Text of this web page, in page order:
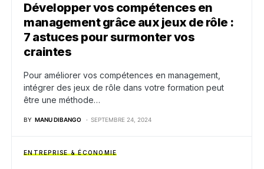
Développer vos compétences en
management grâce aux jeux de rôle :
7 astuces pour surmonter vos
craintes
Pour améliorer vos compétences en management,
intégrer des jeux de rôle dans votre formation peut
être une méthode…
BY MANU DIBANGO SEPTEMBRE 24, 2024
ENTREPRISE & ÉCONOMIE